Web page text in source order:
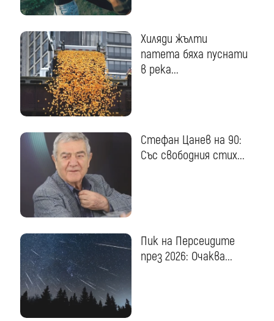
Хиляди жълти
патета бяха пуснати
в река...
Стефан Цанев на 90:
Със свободния стих...
Пик на Персеидите
през 2026: Очаква...